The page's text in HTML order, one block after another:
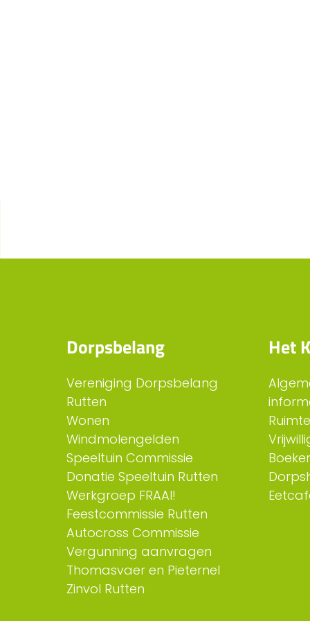
Dorpsbelang
Vereniging Dorpsbelang
Rutten
Wonen
Windmolengelden
Speeltuin Commissie
Donatie Speeltuin Rutten
Werkgroep FRAAI!
Feestcommissie Rutten
Autocross Commissie
Vergunning aanvragen
Thomasvaer en Pieternel
Zinvol Rutten
Het